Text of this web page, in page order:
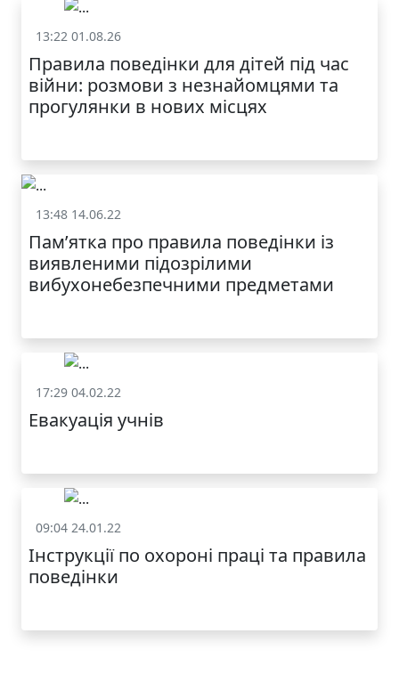
МОДНИЙ ДИТЯЧИЙ
ОДЯГ ПОДОСТУПНІЙ ЦІНІ
13:22 01.08.26
Правила поведінки для дітей під час
війни: розмови з незнайомцями та
прогулянки в нових місцях
13:48 14.06.22
Пам’ятка про правила поведінки із
виявленими підозрілими
вибухонебезпечними предметами
17:29 04.02.22
Евакуація учнів
09:04 24.01.22
Інструкції по охороні праці та правила
поведінки